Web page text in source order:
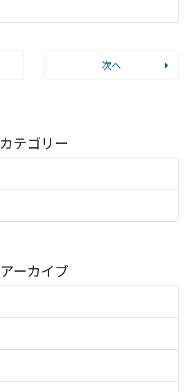
次へ
カテゴリー
アーカイブ